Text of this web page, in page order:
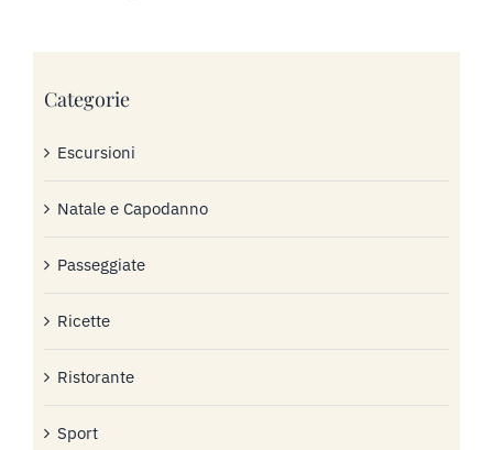
Categorie
Escursioni
Natale e Capodanno
Passeggiate
Ricette
Ristorante
Sport